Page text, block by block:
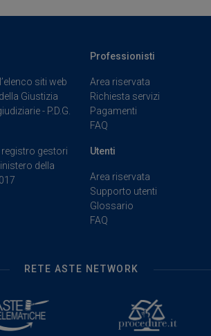
siti web
Giustizia
- P.D.G.
registro gestori
della
Professionisti
Area riservata
Richiesta servizi
Pagamenti
FAQ
Utenti
Area riservata
Supporto utenti
Glossario
FAQ
RETE ASTE NETWORK